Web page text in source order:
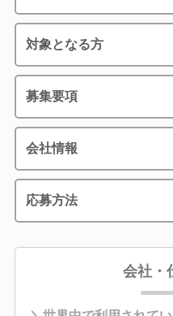
対象となる方
募集要項
会社情報
応募方法
会社・